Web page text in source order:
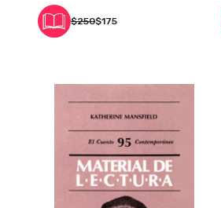
$250$175